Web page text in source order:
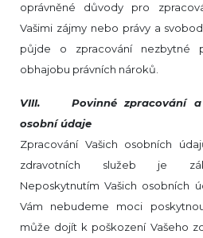
oprávněné důvody pro
Vašimi zájmy nebo právy a
půjde o zpracování nezbytné
obhajobu právních nároků.
VIII. Povinné zpracování a
osobní údaje
Zpracování Vašich osobních
zdravotních služeb je
Neposkytnutím Vašich osobních
Vám nebudeme moci
může dojít k poškození Vašeho